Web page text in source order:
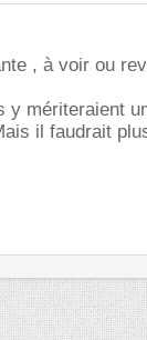
, à voir ou
y mériteraient
il faudrait